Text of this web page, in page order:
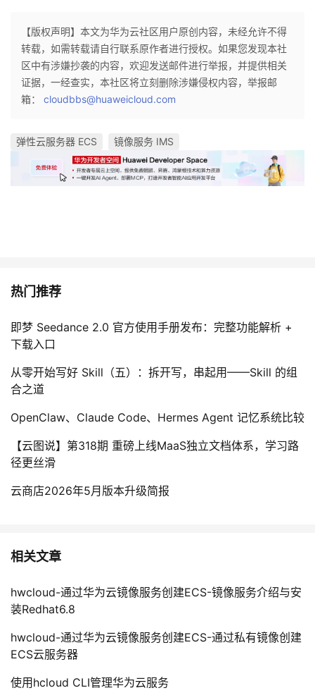
【版权声明】本文为华为云社区用户原创内容，未经允许不得
转载，如需转载请自行联系原作者进行授权。如果您发现本社
区中有涉嫌抄袭的内容，欢迎发送邮件进行举报，并提供相关
证据，一经查实，本社区将立刻删除涉嫌侵权内容，举报邮
箱： cloudbbs@huaweicloud.com
弹性云服务器 ECS 镜像服务 IMS
热门推荐
即梦 Seedance 2.0 官方使用手册发布：完整功能解析 +
下载入口
从零开始写好 Skill（五）：拆开写，串起用——Skill 的组
合之道
OpenClaw、Claude Code、Hermes Agent 记忆系统比较
【云图说】第318期 重磅上线MaaS独立文档体系，学习路
径更丝滑
云商店2026年5月版本升级简报
相关文章
hwcloud-通过华为云镜像服务创建ECS-镜像服务介绍与安
装Redhat6.8
hwcloud-通过华为云镜像服务创建ECS-通过私有镜像创建
ECS云服务器
使用hcloud CLI管理华为云服务